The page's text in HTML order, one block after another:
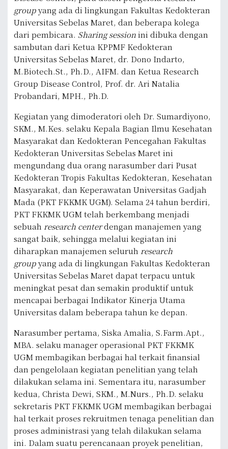
groupyang ada di lingkungan Fakultas Kedokteran
Universitas Sebelas Maret, dan beberapa kolega
dari pembicara. Sharing sessionini dibuka dengan
sambutan dari Ketua KPPMF Kedokteran
Universitas Sebelas Maret, dr. Dono Indarto,
M.Biotech.St., Ph.D., AIFM. dan Ketua Research
Group Disease Control, Prof. dr. Ari Natalia
Probandari, MPH., Ph.D.
Kegiatan yang dimoderatori oleh Dr. Sumardiyono,
SKM., M.Kes. selaku Kepala Bagian Ilmu Kesehatan
Masyarakat dan Kedokteran Pencegahan Fakultas
Kedokteran Universitas Sebelas Maret ini
mengundang dua orang narasumber dari Pusat
Kedokteran Tropis Fakultas Kedokteran, Kesehatan
Masyarakat, dan Keperawatan Universitas Gadjah
Mada (PKT FKKMK UGM). Selama 24 tahun berdiri,
PKT FKKMK UGM telah berkembang menjadi
sebuah research centerdengan manajemen yang
sangat baik, sehingga melalui kegiatan ini
diharapkan manajemen seluruh research
groupyang ada di lingkungan Fakultas Kedokteran
Universitas Sebelas Maret dapat terpacu untuk
meningkat pesat dan semakin produktif untuk
mencapai berbagai Indikator Kinerja Utama
Universitas dalam beberapa tahun ke depan.
Narasumber pertama, Siska Amalia, S.Farm.Apt.,
MBA. selaku manager operasional PKT FKKMK
UGM membagikan berbagai hal terkait finansial
dan pengelolaan kegiatan penelitian yang telah
dilakukan selama ini. Sementara itu, narasumber
kedua, Christa Dewi, SKM., M.Nurs., Ph.D. selaku
sekretaris PKT FKKMK UGM membagikan berbagai
hal terkait proses rekruitmen tenaga penelitian dan
proses administrasi yang telah dilakukan selama
ini. Dalam suatu perencanaan proyek penelitian,